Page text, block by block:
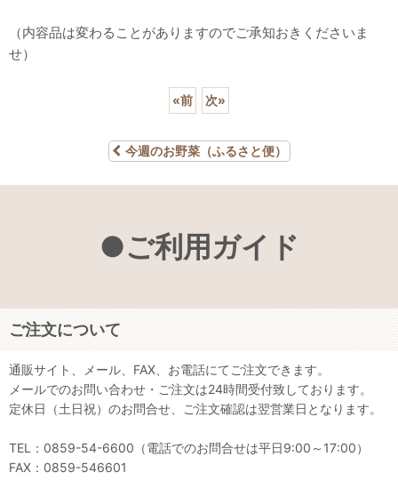
（内容品は変わることがありますのでご承知おきくださいま
せ）
«前 次»
今週のお野菜（ふるさと便）
●ご利用ガイド
ご注文について
通販サイト、メール、FAX、お電話にてご注文できます。
メールでのお問い合わせ・ご注文は24時間受付致しております。
定休日（土日祝）のお問合せ、ご注文確認は翌営業日となります。
TEL：0859-54-6600（電話でのお問合せは平日9:00～17:00）
FAX：0859-546601